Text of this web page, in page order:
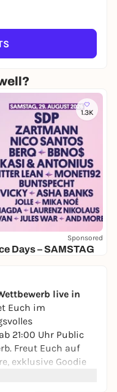
1.3K
Sponsored
Days – SAMSTAG
live in
Euch im
21:00 Uhr Public
Freut Euch auf
exklusive Goodie
am